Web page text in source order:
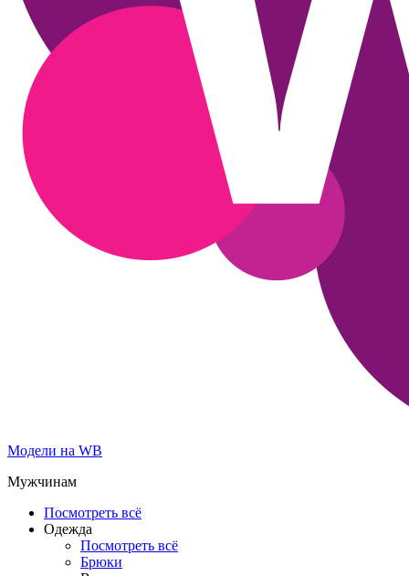
Модели на WB
Мужчинам
Посмотреть всё
Одежда
Посмотреть всё
Брюки